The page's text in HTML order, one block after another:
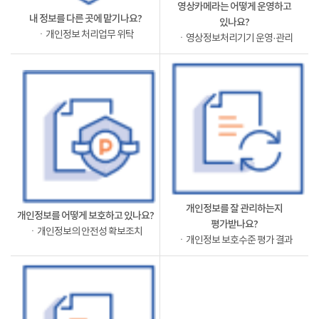
내 정보를 다른 곳에 맡기나요?
ㆍ개인정보 처리업무 위탁
영상카메라는 어떻게 운영하고
있나요?
ㆍ영상정보처리기기 운영·관리
개인정보를 어떻게 보호하고 있나요?
ㆍ개인정보의 안전성 확보조치
개인정보를 잘 관리하는지
평가받나요?
ㆍ개인정보 보호수준 평가 결과